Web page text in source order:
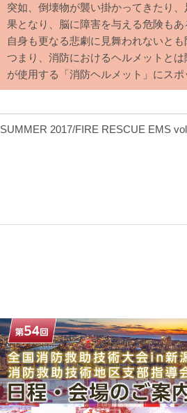
突如、倒壊物が襲い掛かってきたり
果となり、脳に障害を与える危険も
自身も更なる悲劇に見舞われないとも
つまり、消防におけるヘルメットと
が使用する「消防ヘルメット」にス
SUMMER 2017/FIRE RESCUE EMS